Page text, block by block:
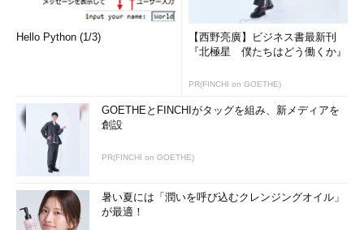
Hello Python (1/3)
【西野亮廣】ビジネス書最新刊
『北極星 僕たちはどう働くか』
PR(FINCHI on GOETHE)
GOETHEとFINCHIがタッグを組み、新メディアを
創設
PR(FINCHI on GOETHE)
暑い夏には「潤いを呼び込むクレンジングオイル」
が最適！